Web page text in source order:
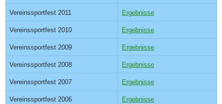
Vereinssportfest 2011 Ergebnisse
Vereinssportfest 2010 Ergebnisse
Vereinssportfest 2009 Ergebnisse
Vereinssportfest 2008 Ergebnisse
Vereinssportfest 2007 Ergebnisse
Vereinssportfest 2006 Ergebnisse